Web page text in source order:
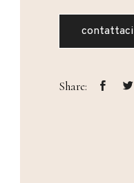
contattaci
Share: